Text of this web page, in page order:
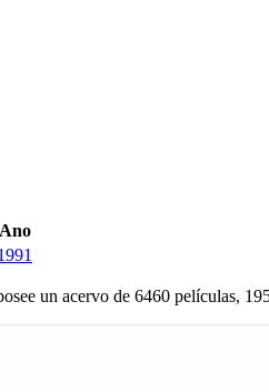
Ano
un acervo de 6460 películas,